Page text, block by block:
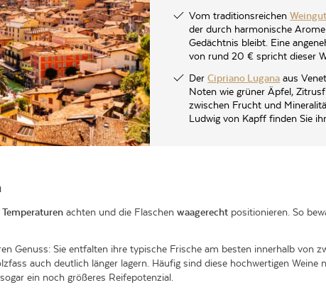
Vom traditionsreichen
der durch harmonische
Gedächtnis bleibt. Eine
von rund20 € spricht dieser
DerCipriano Lugana aus
Noten wie grüner Äpfel,
zwischen Frucht und
Ludwig von Kapff finden Sie
achten und die Flaschen waagerecht positionieren. So
Genuss: Sie entfalten ihre typische Frische am besten innerhalb von
auch deutlich länger lagern. Häufig sind diese hochwertigen Weine
ein noch größeres Reifepotenzial.